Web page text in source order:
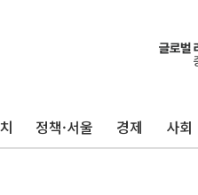
정책·서울 경제 사회